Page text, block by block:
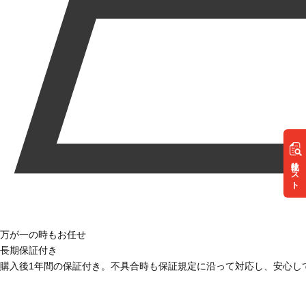
リスト
万が一の時もお任せ
長期保証付き
購入後1年間の保証付き。不具合時も保証規定に沿って対応し、安心